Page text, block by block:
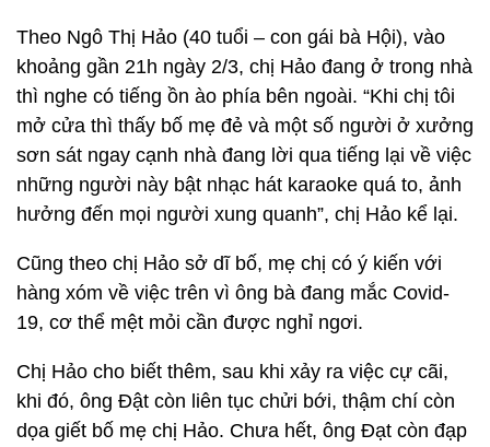
Theo Ngô Thị Hảo (40 tuổi – con gái bà Hội), vào
khoảng gần 21h ngày 2/3, chị Hảo đang ở trong nhà
thì nghe có tiếng ồn ào phía bên ngoài. “Khi chị tôi
mở cửa thì thấy bố mẹ đẻ và một số người ở xưởng
sơn sát ngay cạnh nhà đang lời qua tiếng lại về việc
những người này bật nhạc hát karaoke quá to, ảnh
hưởng đến mọi người xung quanh”, chị Hảo kể lại.
Cũng theo chị Hảo sở dĩ bố, mẹ chị có ý kiến với
hàng xóm về việc trên vì ông bà đang mắc Covid-
19, cơ thể mệt mỏi cần được nghỉ ngơi.
Chị Hảo cho biết thêm, sau khi xảy ra việc cự cãi,
khi đó, ông Đật còn liên tục chửi bới, thậm chí còn
dọa giết bố mẹ chị Hảo. Chưa hết, ông Đạt còn đạp